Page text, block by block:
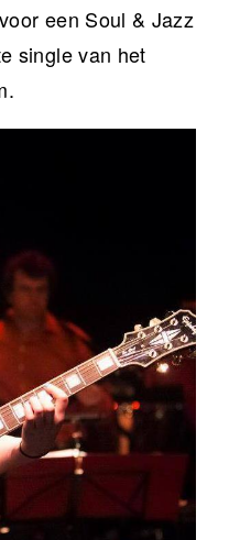
een Soul & Jazz
single van het